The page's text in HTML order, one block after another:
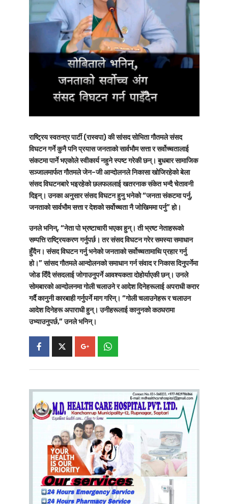
राष्ट्रिय स्वतन्त्र पार्टी (रास्वपा) की सांसद सोभिता गौतमले संसद
विघटन गर्ने कुनै पनि प्रयास जनताको सार्वभौम सत्ता र सर्वोच्चतालाई
संकटमा पार्ने भएकोले स्वीकार्य नहुने स्पष्ट गरेकी छन्। बुधबार सामाजिक
सञ्जालमार्फत गौतमले जेन–जी आन्दोलनले निकासा खोजिरहेको बेला
संसद विघटनबारे भइरहेको छलफललाई खतरनाक संकेत भन्दै चेतावनी
दिइन्। उनका अनुसार संसद विघटन हुनु भनेको “जनता संकटमा पर्नु,
जनताको सार्वभौम सत्ता र देशको सर्वोच्चता नै जोखिममा पर्नु” हो।
उनले भनिन्, “नेता पो भ्रष्टाचारी भएका हुन्। ती भ्रष्ट नेताहरूको
सम्पत्ति राष्ट्रियकरण गर्नुपर्छ। तर संसद विघटन गरेर समस्या समाधान
हुँदैन। संसद विघटन गर्नु भनेको जनताको सर्वोच्चतामाथि प्रहार गर्नु
हो।” सांसद गौतमले आन्दोलनको समाधान गर्न संवाद र निकास दिनुपर्नेमा
जोड दिँदै संसदलाई जोगाउनुपर्ने आवश्यकता दोहोर्याएकी छन्। उनले
सोमबारको आन्दोलनमा गोली चलाउने र आदेश दिनेहरूलाई अपराधी करार
गर्दै कानुनी कारबाही गर्नुपर्ने माग गरिन्। “गोली चलाउनेहरू र चलाउन
आदेश दिनेहरू अपाराधी हुन्। उनीहरूलाई कानुनको कठघरामा
उभ्याउनुपर्छ,” उनले भनिन्।